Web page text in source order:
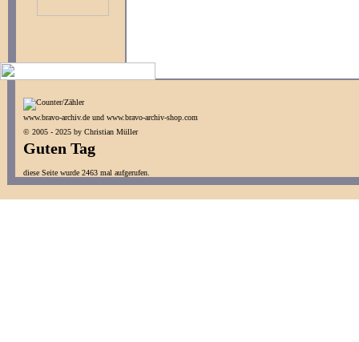
www.bravo-archiv.de und www.bravo-archiv-shop.com
© 2005 - 2025 by Christian Müller
Guten Tag
diese Seite wurde 2463 mal aufgerufen.